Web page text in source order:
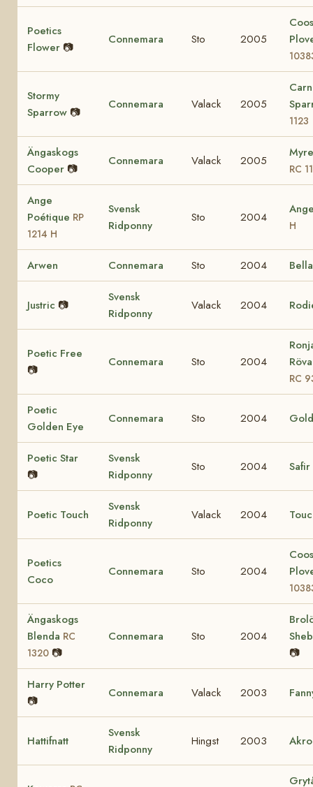
Poetics
Flower 📷
Connemara Sto 2005
Stormy
Sparrow 📷
Connemara Valack 2005
1123
Ängaskogs
Cooper 📷
Connemara Valack 2005
RC
Ange
Poétique RP
1214 H
Svensk
Ridponny
Sto 2004
H
Arwen Connemara Sto 2004
Justric 📷
Svensk
Ridponny
Valack 2004
Poetic Free
📷
Connemara Sto 2004
RC
Poetic
Golden Eye
Connemara Sto 2004
Poetic Star
📷
Svensk
Ridponny
Sto 2004 Safir
Poetic Touch
Svensk
Ridponny
Valack 2004
Poetics
Coco
Connemara Sto 2004
Ängaskogs
Blenda RC
1320 📷
Connemara Sto 2004
📷
Harry Potter
📷
Connemara Valack 2003
Hattifnatt
Svensk
Ridponny
Hingst 2003